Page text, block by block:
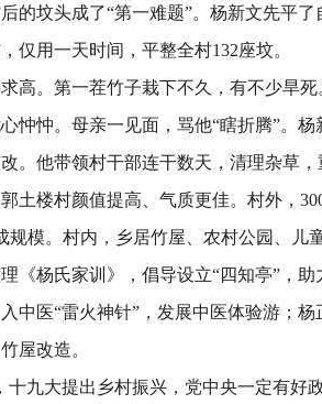
坟头成了“第一难题”。杨新文先平了
仅用一天时间，平整全村132座坟。
。第一茬竹子栽下不久，有不少旱死
忡忡。母亲一见面，骂他“瞎折腾”。
。他带领村干部连干数天，清理杂草，
楼村颜值提高、气质更佳。村外，
规模。村内，乡居竹屋、农村公园、儿
《杨氏家训》，倡导设立“四知亭”，
中医“雷火神针”，发展中医体验游；
屋改造。
九大提出乡村振兴，党中央一定有好